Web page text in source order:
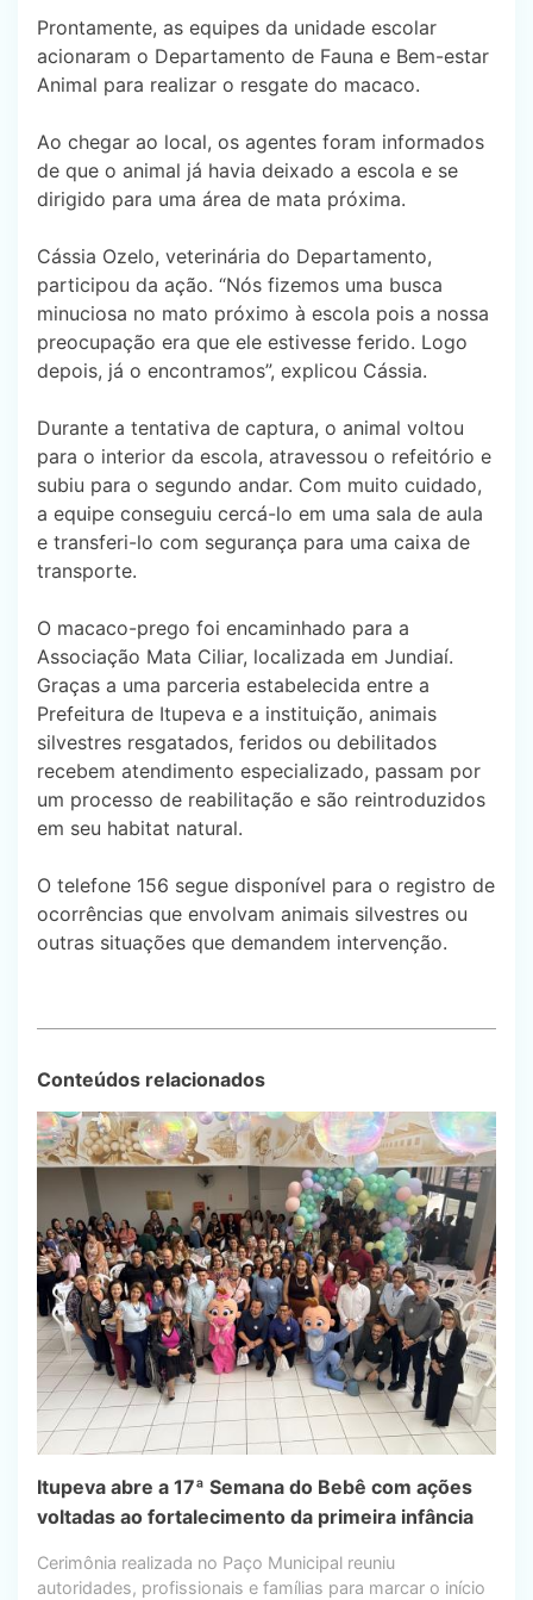
Prontamente, as equipes da unidade escolar
acionaram o Departamento de Fauna e Bem-estar
Animal para realizar o resgate do macaco.
Ao chegar ao local, os agentes foram informados
de que o animal já havia deixado a escola e se
dirigido para uma área de mata próxima.
Cássia Ozelo, veterinária do Departamento,
participou da ação. “Nós fizemos uma busca
minuciosa no mato próximo à escola pois a nossa
preocupação era que ele estivesse ferido. Logo
depois, já o encontramos”, explicou Cássia.
Durante a tentativa de captura, o animal voltou
para o interior da escola, atravessou o refeitório e
subiu para o segundo andar. Com muito cuidado,
a equipe conseguiu cercá-lo em uma sala de aula
e transferi-lo com segurança para uma caixa de
transporte.
O macaco-prego foi encaminhado para a
Associação Mata Ciliar, localizada em Jundiaí.
Graças a uma parceria estabelecida entre a
Prefeitura de Itupeva e a instituição, animais
silvestres resgatados, feridos ou debilitados
recebem atendimento especializado, passam por
um processo de reabilitação e são reintroduzidos
em seu habitat natural.
O telefone 156 segue disponível para o registro de
ocorrências que envolvam animais silvestres ou
outras situações que demandem intervenção.
Conteúdos relacionados
Itupeva abre a 17ª Semana do Bebê com ações
voltadas ao fortalecimento da primeira infância
Cerimônia realizada no Paço Municipal reuniu
autoridades, profissionais e famílias para marcar o início